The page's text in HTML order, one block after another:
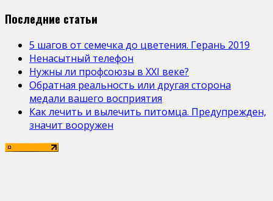
Последние статьи
5 шагов от семечка до цветения. Герань 2019
Ненасытный телефон
Нужны ли профсоюзы в ХХІ веке?
Обратная реальность или другая сторона
медали вашего восприятия
Как лечить и вылечить питомца. Предупрежден,
значит вооружен